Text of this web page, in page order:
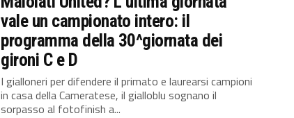
vale un campionato intero: il
programma della 30^giornata dei
gironi C e D
I gialloneri per difendere il primato e laurearsi campioni
in casa della Cameratese, il gialloblu sognano il
sorpasso al fotofinish a...